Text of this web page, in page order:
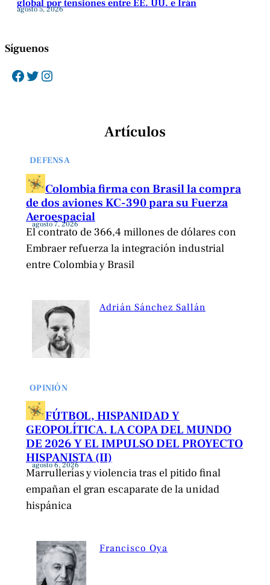
global por tensiones entre EE. UU. e Irán
agosto 5, 2026
Síguenos
Facebook Twitter Instagram
Artículos
DEFENSA
Colombia firma con Brasil la compra
de dos aviones KC-390 para su Fuerza
Aeroespacial
agosto 7, 2026
El contrato de 366,4 millones de dólares con
Embraer refuerza la integración industrial
entre Colombia y Brasil
Adrián Sánchez Sallán
OPINIÓN
FÚTBOL, HISPANIDAD Y
GEOPOLÍTICA. LA COPA DEL MUNDO
DE 2026 Y EL IMPULSO DEL PROYECTO
HISPANISTA (II)
agosto 6, 2026
Marrullerías y violencia tras el pitido final
empañan el gran escaparate de la unidad
hispánica
Francisco Oya